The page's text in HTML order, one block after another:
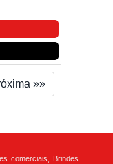
»»
comerciais, Brindes